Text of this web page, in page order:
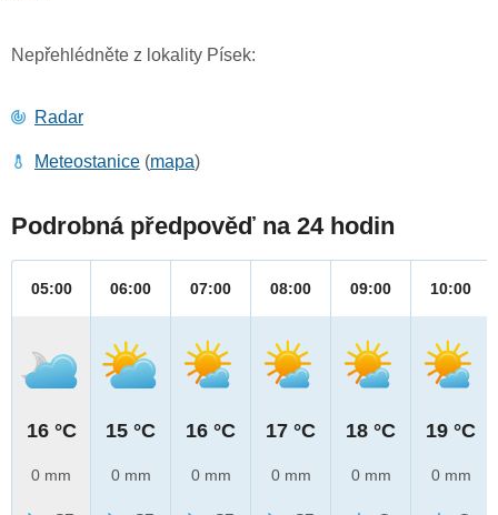
Nepřehlédněte z lokality Písek:
Radar
Meteostanice (mapa)
Podrobná předpověď na 24 hodin
05:00
16 °C
0 mm
06:00
15 °C
0 mm
07:00
16 °C
0 mm
08:00
17 °C
0 mm
09:00
18 °C
0 mm
10:00
19 °C
0 mm